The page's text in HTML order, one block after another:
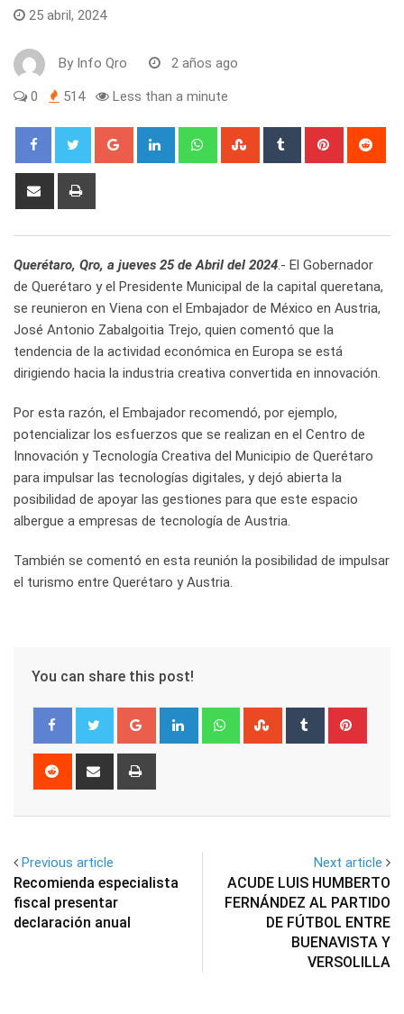
25 abril, 2024
By Info Qro 2 años ago
0 514 Less than a minute
Google+ LinkedIn WhatsappStumbleUpon
Tumblr Pinterest
Share
Querétaro, Qro, a jueves 25 de Abril del 2024.- El Gobernador
de Querétaro y el Presidente Municipal de la capital queretana,
se reunieron en Viena con el Embajador de México en Austria,
José Antonio Zabalgoitia Trejo, quien comentó que la
tendencia de la actividad económica en Europa se está
dirigiendo hacia la industria creativa convertida en innovación.
Por esta razón, el Embajador recomendó, por ejemplo,
potencializar los esfuerzos que se realizan en el Centro de
Innovación y Tecnología Creativa del Municipio de Querétaro
para impulsar las tecnologías digitales, y dejó abierta la
posibilidad de apoyar las gestiones para que este espacio
albergue a empresas de tecnología de Austria.
También se comentó en esta reunión la posibilidad de impulsar
el turismo entre Querétaro y Austria.
You can share this post!
Google+ LinkedIn WhatsappStumbleUpon
Tumblr
Reddit
Share
Previous article
Recomienda especialista
fiscal presentar
declaración anual
Next article
ACUDE LUIS HUMBERTO
FERNÁNDEZ AL PARTIDO
DE FÚTBOL ENTRE
BUENAVISTA Y
VERSOLILLA